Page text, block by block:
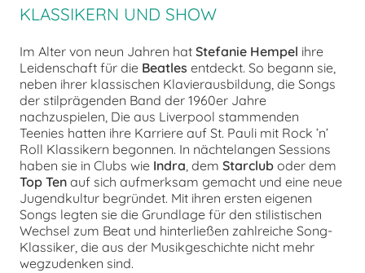
KLASSIKERN UND SHOW
Im Alter von neun Jahren hat Stefanie Hempel ihre
Leidenschaft für die Beatles entdeckt. So begann sie,
neben ihrer klassischen Klavierausbildung, die Songs
der stilprägenden Band der 1960er Jahre
nachzuspielen, Die aus Liverpool stammenden
Teenies hatten ihre Karriere auf St. Pauli mit Rock ’n’
Roll Klassikern begonnen. In nächtelangen Sessions
haben sie in Clubs wie Indra, dem Starclub oder dem
Top Ten auf sich aufmerksam gemacht und eine neue
Jugendkultur begründet. Mit ihren ersten eigenen
Songs legten sie die Grundlage für den stilistischen
Wechsel zum Beat und hinterließen zahlreiche Song-
Klassiker, die aus der Musikgeschichte nicht mehr
wegzudenken sind.